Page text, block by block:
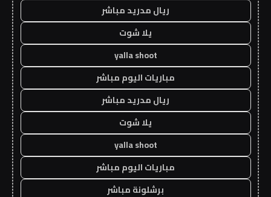
ريال مدريد مباشر
يلا شوت
yalla shoot
مباريات اليوم مباشر
ريال مدريد مباشر
يلا شوت
yalla shoot
مباريات اليوم مباشر
برشلونة مباشر